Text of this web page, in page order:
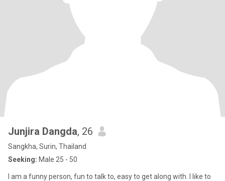
Junjira Dangda, 26
Sangkha, Surin, Thailand
Seeking: Male 25 - 50
I am a funny person, fun to talk to, easy to get along with. I like to